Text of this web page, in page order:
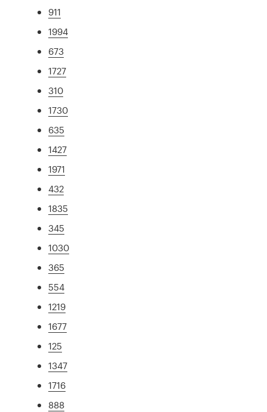
911
1994
673
1727
310
1730
635
1427
1971
432
1835
345
1030
365
554
1219
1677
125
1347
1716
888